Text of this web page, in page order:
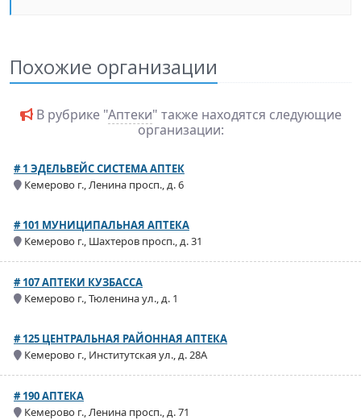
Похожие организации
В рубрике "Аптеки" также находятся следующие
организации:
# 1 ЭДЕЛЬВЕЙС СИСТЕМА АПТЕК
Кемерово г., Ленина просп., д. 6
# 101 МУНИЦИПАЛЬНАЯ АПТЕКА
Кемерово г., Шахтеров просп., д. 31
# 107 АПТЕКИ КУЗБАССА
Кемерово г., Тюленина ул., д. 1
# 125 ЦЕНТРАЛЬНАЯ РАЙОННАЯ АПТЕКА
Кемерово г., Институтская ул., д. 28А
# 190 АПТЕКА
Кемерово г., Ленина просп., д. 71